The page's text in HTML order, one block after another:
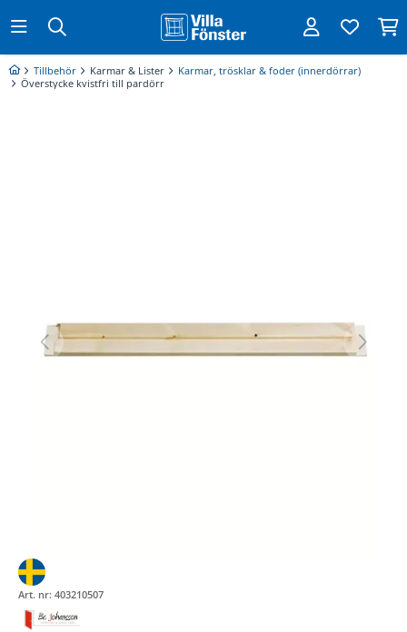
Tillbehör Karmar & Lister
Karmar, trösklar & foder (innerdörrar)
Överstycke kvistfri till pardörr
Art. nr: 403210507